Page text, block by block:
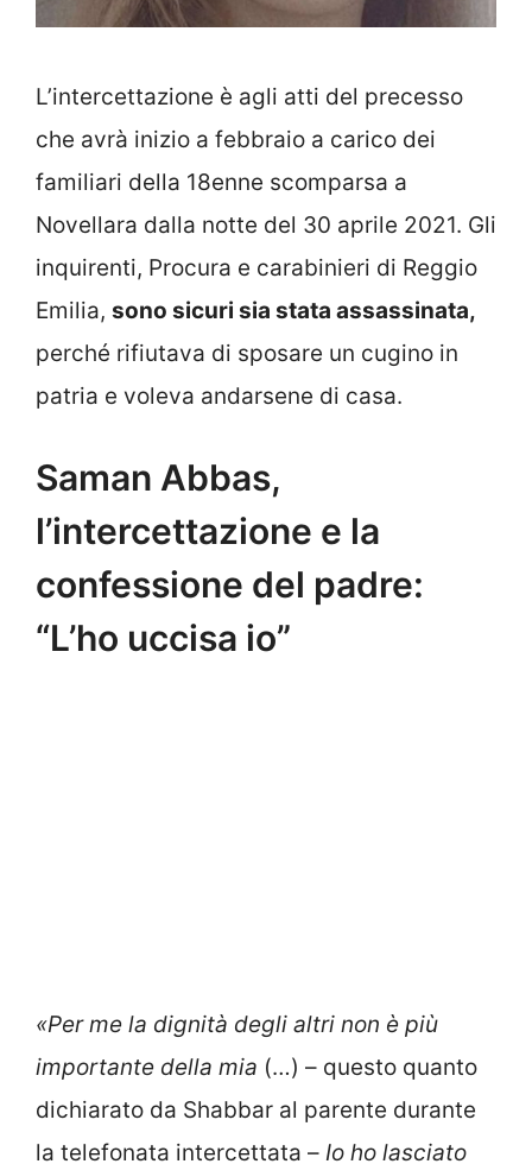
L’intercettazione è agli atti del precesso
che avrà inizio a febbraio a carico dei
familiari della 18enne scomparsa a
Novellara dalla notte del 30 aprile 2021. Gli
inquirenti, Procura e carabinieri di Reggio
Emilia, sono sicuri sia stata assassinata,
perché rifiutava di sposare un cugino in
patria e voleva andarsene di casa.
Saman Abbas,
l’intercettazione e la
confessione del padre:
“L’ho uccisa io”
«Per me la dignità degli altri non è più
importante della mia (…) – questo quanto
dichiarato da Shabbar al parente durante
la telefonata intercettata – Io ho lasciato